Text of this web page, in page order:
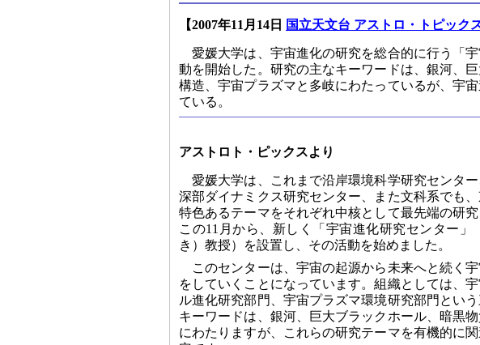
【2007年11月14日 国立天文台 アストロ・トピックス
愛媛大学は、宇宙進化の研究を総合的に行う「
動を開始した。研究の主なキーワードは、銀河、
構造、宇宙プラズマと多岐にわたっているが、宇
ている。
アストロト・ピックスより
愛媛大学は、これまで沿岸環境科学研究センタ
深部ダイナミクス研究センター、また文科系でも
特色あるテーマをそれぞれ中核として最先端の研
この11月から、新しく「宇宙進化研究センター
き）教授）を設置し、その活動を始めました。
このセンターは、宇宙の起源から未来へと続く
をしていくことになっています。組織としては、
ル進化研究部門、宇宙プラズマ環境研究部門とい
キーワードは、銀河、巨大ブラックホール、暗黒
にわたりますが、これらの研究テーマを有機的に